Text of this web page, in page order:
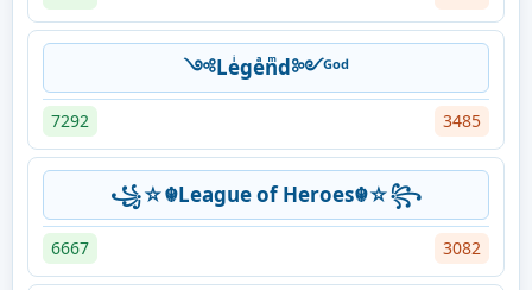
༺Leͥgeͣnͫd༻ᴳᵒᵈ
7292 3485
꧁☆☬League of Heroes☬☆꧂
6667 3082